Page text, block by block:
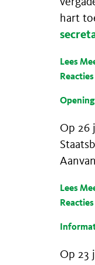
hart
Lees
Op 26
Lees
Op 23